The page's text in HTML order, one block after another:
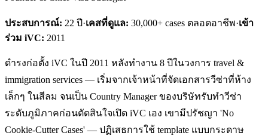
ประสบการณ์: 22 ปี·เคสที่ดูแล: 30,000+ cases ตลอดอาชีพ·เข้า
ร่วม iVC: 2011
ดำรงก่อตั้ง iVC ในปี 2011 หลังทำงาน 8 ปีในวงการ travel &
immigration services — เริ่มจากเจ้าหน้าที่จัดเอกสารวีซ่าที่ห้าง
เล็กๆ ในสีลม จนเป็น Country Manager ของบริษัทรับทำวีซ่า
ระดับภูมิภาคก่อนตัดสินใจเปิด iVC เอง เขามีปรัชญา 'No
Cookie-Cutter Cases' — ปฏิเสธการใช้ template แบบกระดาษ